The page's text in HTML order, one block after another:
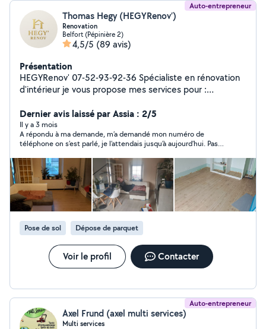
Auto-entrepreneur
Thomas Hegy (HEGYRenov’)
Renovation
Belfort (Pépinière 2)
4,5/5 (89 avis)
Présentation
HEGYRenov' 07-52-93-92-36 Spécialiste en rénovation
d'intérieur je vous propose mes services pour :
et grosse demolition Menuiserie intérieure/ext (porte,
fenetre, veranda, cuisine etcetc...) Placo - isolation -
peinture Carrelage Petit bricolage Toiture Snap :
hegyrenov
Dernier avis laissé par Assia : 2/5
Il y a 3 mois
A répondu à ma demande, m’a demandé mon numéro de
téléphone on s’est parlé, je l’attendais jusqu’à aujourd’hui. Pas
personne qui sont respectueuses et honnête
Pose de sol Dépose de parquet
Voir le profil Contacter
Auto-entrepreneur
Axel Frund (axel multi services)
Multi services